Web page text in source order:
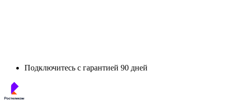
Подключитесь с гарантией 90 дней